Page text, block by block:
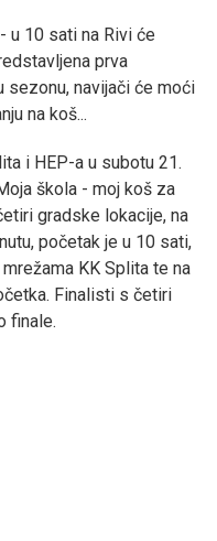
u 10 sati na Rivi će
prva
sezonu, navijači će moći
na koš...
i HEP-a u subotu 21.
škola - moj koš za
gradske lokacije, na
početak je u 10 sati,
KK Splita te na
Finalisti s četiri
finale.